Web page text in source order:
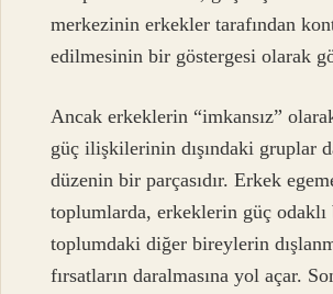
merkezinin erkekler tarafından
edilmesinin bir göstergesi olarak
Ancak erkeklerin “imkansız”
güç ilişkilerinin dışındaki gruplar
düzenin bir parçasıdır. Erkek
toplumlarda, erkeklerin güç odaklı
toplumdaki diğer bireylerin
fırsatların daralmasına yol açar.